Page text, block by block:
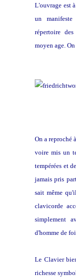
L'ouvrage est
un
répertoire
moyen age.
Toile
On a reproché
voire mis un
tempérées et
jamais pris
sait même
clavicorde
simplement
d'homme de foi.
Le Clavier
richesse